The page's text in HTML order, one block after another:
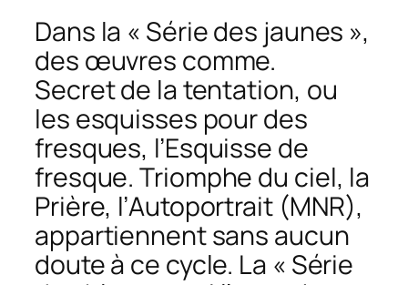
Dans la « Série des jaunes »,
des œuvres comme.
Secret de la tentation, ou
les esquisses pour des
fresques, l’Esquisse de
fresque.Triomphe du ciel, la
Prière, l’Autoportrait(MNR),
appartiennent sans aucun
doute à ce cycle. La « Série